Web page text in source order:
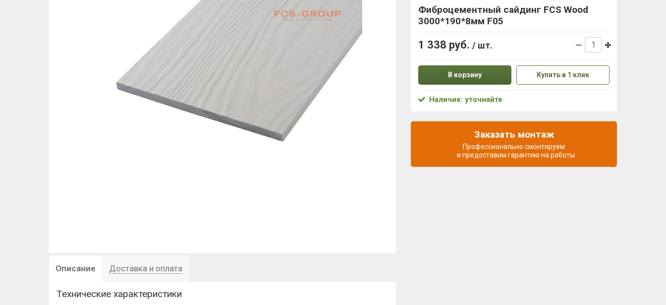
Описание Доставка и оплата
Технические характеристики
Фиброцементный сайдинг FCS Wood
3000*190*8мм F05
1 338 руб. / шт.
В корзину Купить в 1 клик
Наличие: уточняйте
Заказать монтаж
Профессионально смонтируем
и предоставим гарантию на работы